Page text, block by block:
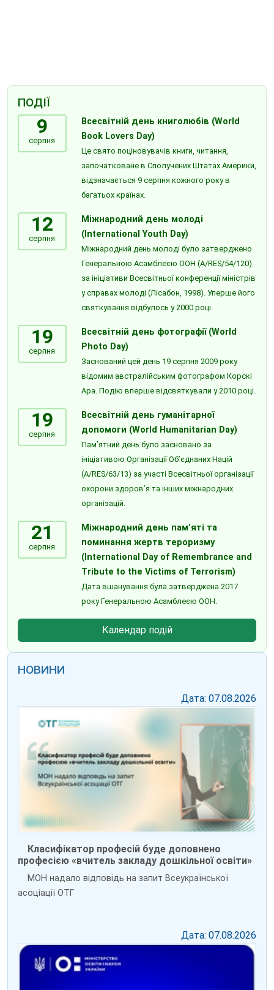
ПОДІЇ
9
серпня
Всесвітній день книголюбів (World
Book Lovers Day)
Це свято поціновувачів книги, читання,
започатковане в Сполучених Штатах Америки,
відзначається 9 серпня кожного року в
багатьох країнах.
12
серпня
Міжнародний день молоді
(International Youth Day)
Міжнародний день молоді було затверджено
Генеральною Асамблеєю ООН (A/RES/54/120)
за ініціативи Всесвітньої конференції міністрів
у справах молоді (Лісабон, 1998). Уперше його
святкування відбулось у 2000 році.
19
серпня
Всесвітній день фотографії (World
Photo Day)
Заснований цей день 19 серпня 2009 року
відомим австралійським фотографом Корскі
Ара. Подію вперше відсвяткували у 2010 році.
19
серпня
Всесвітній день гуманітарної
допомоги (World Humanitarian Day)
Пам’ятний день було засновано за
ініціативою Організації Об’єднаних Націй
(A/RES/63/13) за участі Всесвітньої організації
охорони здоров’я та інших міжнародних
організацій.
21
серпня
Міжнародний день пам’яті та
поминання жертв тероризму
(International Day of Remembrance and
Tribute to the Victims of Terrorism)
Дата вшанування була затверджена 2017
року Генеральною Асамблеєю ООН.
Календар подій
НОВИНИ
Дата: 07.08.2026
Класифікатор професій буде доповнено
професією «вчитель закладу дошкільної освіти»
МОН надало відповідь на запит Всеукраїнської
асоціації ОТГ
Дата: 07.08.2026